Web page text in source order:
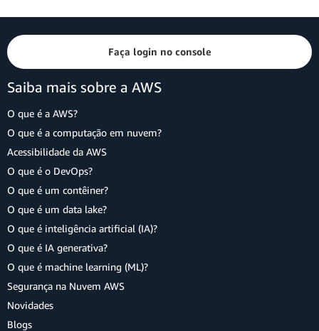
Faça login no console
Saiba mais sobre a AWS
O que é a AWS?
O que é a computação em nuvem?
Acessibilidade da AWS
O que é o DevOps?
O que é um contêiner?
O que é um data lake?
O que é inteligência artificial (IA)?
O que é IA generativa?
O que é machine learning (ML)?
Segurança na Nuvem AWS
Novidades
Blogs